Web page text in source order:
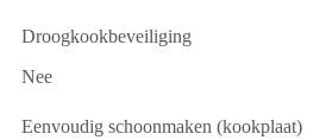
Droogkookbeveiliging
Nee
Eenvoudig schoonmaken (kookplaat)